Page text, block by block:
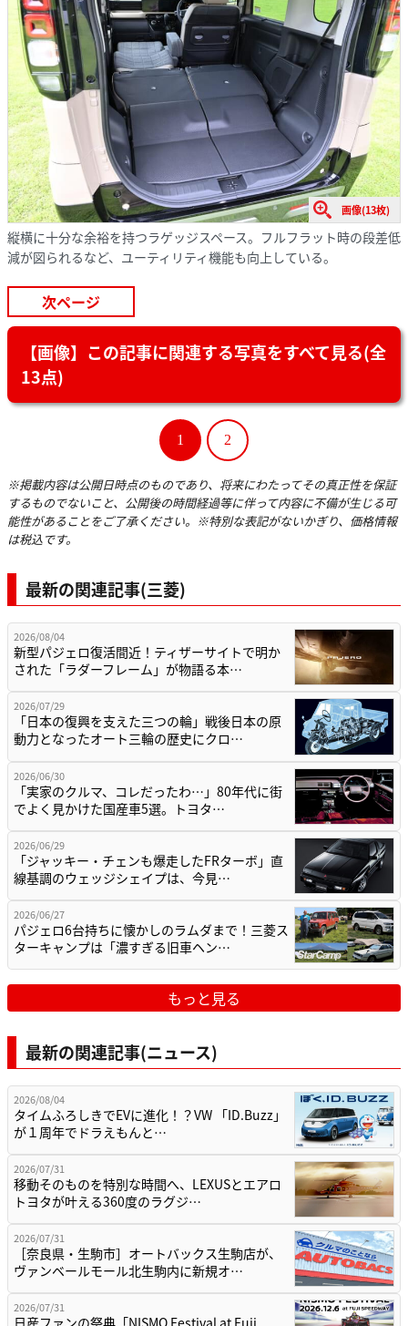
画像(13枚)
縦横に十分な余裕を持つラゲッジスペース。フルフラット時の段差低
減が図られるなど、ユーティリティ機能も向上している。
次ページ
【画像】この記事に関連する写真をすべて見る(全
13点)
1 2
※掲載内容は公開日時点のものであり、将来にわたってその真正性を保証
するものでないこと、公開後の時間経過等に伴って内容に不備が生じる可
能性があることをご了承ください。※特別な表記がないかぎり、価格情報
は税込です。
最新の関連記事(三菱)
2026/08/04
新型パジェロ復活間近！ティザーサイトで明か
された「ラダーフレーム」が物語る本…
2026/07/29
「日本の復興を支えた三つの輪」戦後日本の原
動力となったオート三輪の歴史にクロ…
2026/06/30
「実家のクルマ、コレだったわ…」80年代に街
でよく見かけた国産車5選。トヨタ…
2026/06/29
「ジャッキー・チェンも爆走したFRターボ」直
線基調のウェッジシェイプは、今見…
2026/06/27
パジェロ6台持ちに懐かしのラムダまで！三菱ス
ターキャンプは「濃すぎる旧車ヘン…
もっと見る
最新の関連記事(ニュース)
2026/08/04
タイムふろしきでEVに進化！？VW 「ID.Buzz」
が１周年でドラえもんと…
2026/07/31
移動そのものを特別な時間へ、LEXUSとエアロ
トヨタが叶える360度のラグジ…
2026/07/31
［奈良県・生駒市］オートバックス生駒店が、
ヴァンベールモール北生駒内に新規オ…
2026/07/31